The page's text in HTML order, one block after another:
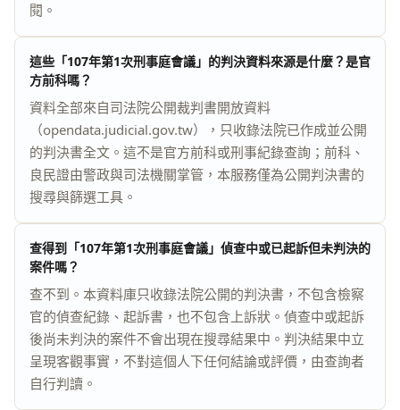
閱。
這些「107年第1次刑事庭會議」的判決資料來源是什麼？是官
方前科嗎？
資料全部來自司法院公開裁判書開放資料
（opendata.judicial.gov.tw），只收錄法院已作成並公開
的判決書全文。這不是官方前科或刑事紀錄查詢；前科、
良民證由警政與司法機關掌管，本服務僅為公開判決書的
搜尋與篩選工具。
查得到「107年第1次刑事庭會議」偵查中或已起訴但未判決的
案件嗎？
查不到。本資料庫只收錄法院公開的判決書，不包含檢察
官的偵查紀錄、起訴書，也不包含上訴狀。偵查中或起訴
後尚未判決的案件不會出現在搜尋結果中。判決結果中立
呈現客觀事實，不對這個人下任何結論或評價，由查詢者
自行判讀。